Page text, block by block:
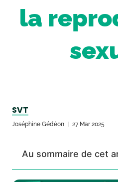
la
SVT
Joséphine Gédéon 27 Mar 2025
Au sommaire de cet